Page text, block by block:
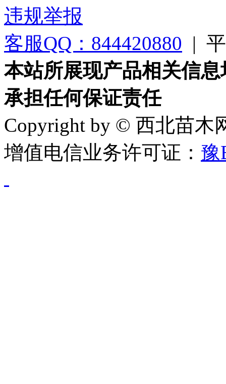
违规举报
客服QQ：844420880 |
本站所展现产品相关信
承担任何保证责任
Copyright by © 西北苗木
增值电信业务许可证： 豫